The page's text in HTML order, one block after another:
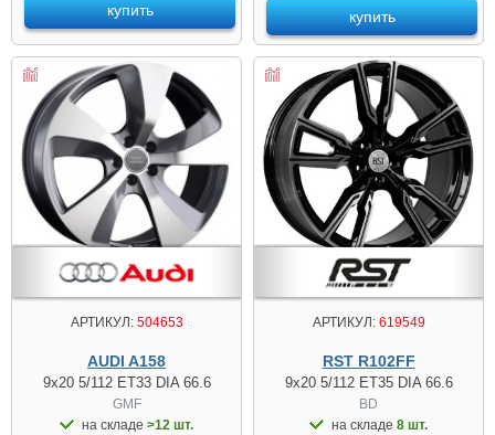
купить купить
АРТИКУЛ:504653
AUDI A158
9x20 5/112 ET33 DIA 66.6
GMF
на складе >12 шт.
АРТИКУЛ:619549
RST R102FF
9x20 5/112 ET35 DIA 66.6
BD
на складе 8 шт.